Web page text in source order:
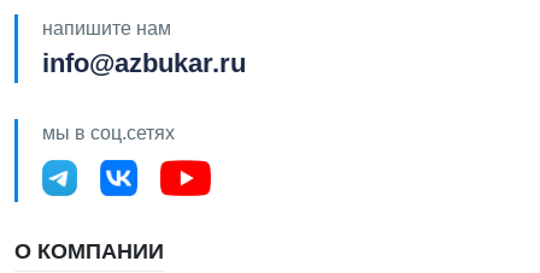
напишите нам
info@azbukar.ru
мы в соц.сетях
О КОМПАНИИ